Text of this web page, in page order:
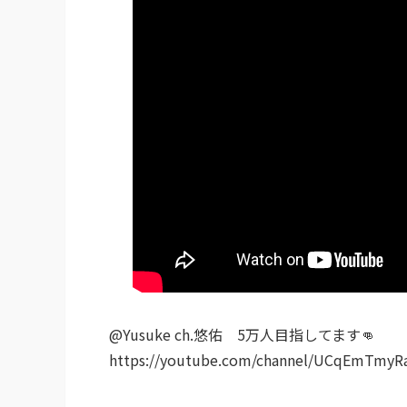
@Yusuke ch.悠佑 5万人目指してます👊
https://youtube.com/channel/